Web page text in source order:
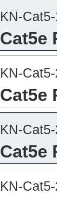
KN-
Cat5e
KN-
Cat5e
KN-
Cat5e
KN-